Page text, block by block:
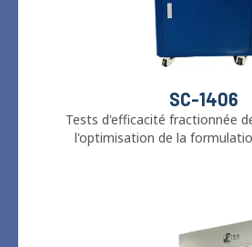
SC-1406
Tests d'efficacité fractionnée
l'optimisation de la